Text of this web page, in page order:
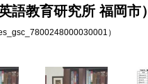
語教育研究所 福岡市）
）